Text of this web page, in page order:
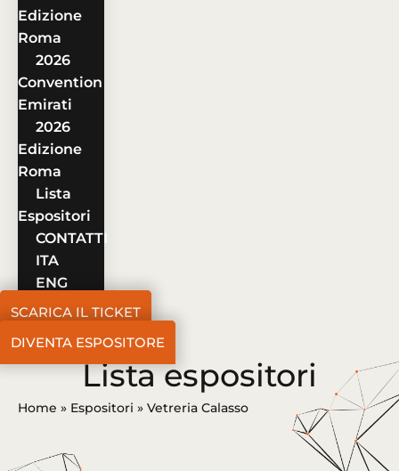
Edizione
Roma
2026
Convention
Emirati
2026
Edizione
Roma
Lista
Espositori
CONTATTI
ITA
ENG
SCARICA IL TICKET
DIVENTA ESPOSITORE
Lista espositori
Home » Espositori » Vetreria Calasso